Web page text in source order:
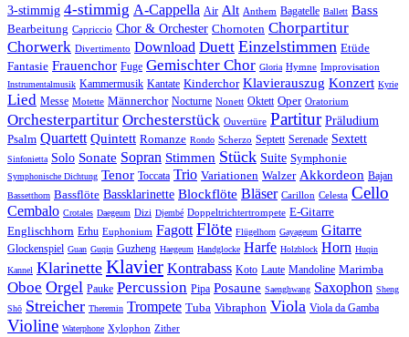
3-stimmig 4-stimmig A-Cappella Air Alt Anthem Bagatelle Ballett Bass
Bearbeitung Capriccio Chor & Orchester Chornoten Chorpartitur
Chorwerk Divertimento Download Duett Einzelstimmen Etüde
Fantasie Frauenchor Fuge Gemischter Chor Gloria Hymne Improvisation
Instrumentalmusik Kammermusik Kantate Kinderchor Klavierauszug Konzert Kyrie
Lied Messe Motette Männerchor Nocturne Nonett Oktett Oper Oratorium
Orchesterpartitur Orchesterstück Ouvertüre Partitur Präludium
Psalm Quartett Quintett Romanze Rondo Scherzo Septett Serenade Sextett
Sinfonietta Solo Sonate Sopran Stimmen Stück Suite Symphonie
Symphonische Dichtung Tenor Toccata Trio Variationen Walzer Akkordeon Bajan
Bassetthorn Bassflöte Bassklarinette Blockflöte Bläser Carillon Celesta Cello
Cembalo Crotales Daegeum Dizi Djembé Doppeltrichtertrompete E-Gitarre
Englischhorn Erhu Euphonium Fagott Flöte Flügelhorn Gayageum Gitarre
Glockenspiel Guan Guqin Guzheng Haegeum Handglocke Harfe Holzblock Horn Huqin
Kannel Klarinette Klavier Kontrabass Koto Laute Mandoline Marimba
Oboe Orgel Pauke Percussion Pipa Posaune Saenghwang Saxophon Sheng
Shō Streicher Theremin Trompete Tuba Vibraphon Viola Viola da Gamba
Violine Waterphone Xylophon Zither